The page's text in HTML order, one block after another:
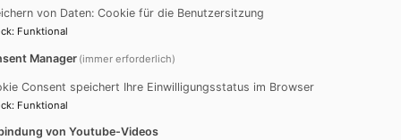
von Daten: Cookie für die Benutzersitzung
: Funktional
Manager (immer erforderlich)
Consent speichert Ihre Einwilligungsstatus im Browser
: Funktional
von Youtube-Videos